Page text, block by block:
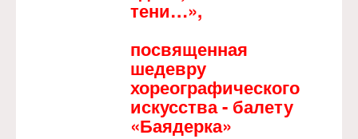
тени…»,
посвященная
шедевру
хореографического
искусства - балету
«Баядерка»